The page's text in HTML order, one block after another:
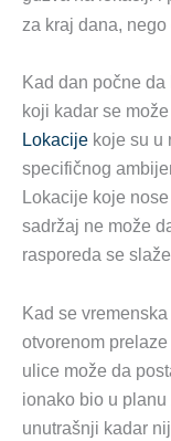
za kraj dana,
Kad dan počne
koji kadar se
Lokacije koje su u
specifičnog
Lokacije koje
sadržaj ne može
rasporeda se
Kad se
otvorenom
ulice može da
ionako bio u
unutrašnji kadar